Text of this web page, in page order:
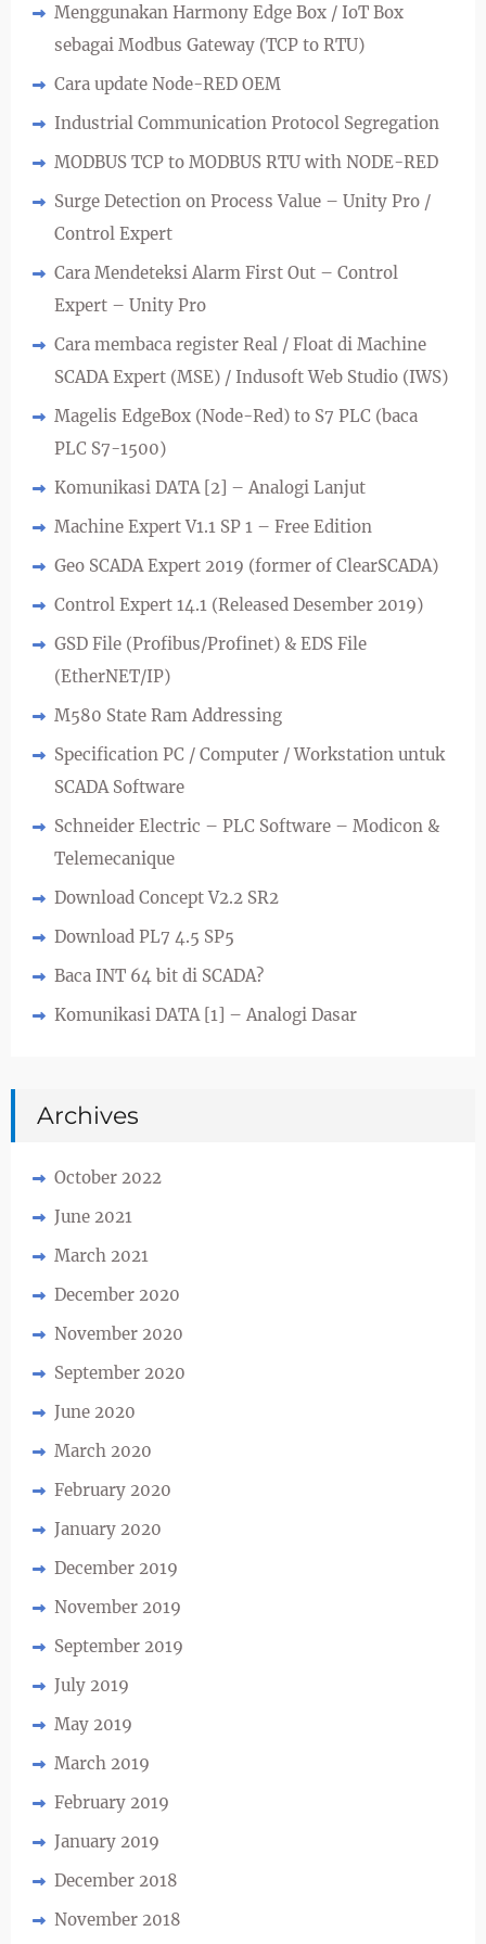
Menggunakan Harmony Edge Box / IoT Box
sebagai Modbus Gateway (TCP to RTU)
Cara update Node-RED OEM
Industrial Communication Protocol Segregation
MODBUS TCP to MODBUS RTU with NODE-RED
Surge Detection on Process Value – Unity Pro /
Control Expert
Cara Mendeteksi Alarm First Out – Control
Expert – Unity Pro
Cara membaca register Real / Float di Machine
SCADA Expert (MSE) / Indusoft Web Studio (IWS)
Magelis EdgeBox (Node-Red) to S7 PLC (baca
PLC S7-1500)
Komunikasi DATA [2] – Analogi Lanjut
Machine Expert V1.1 SP 1 – Free Edition
Geo SCADA Expert 2019 (former of ClearSCADA)
Control Expert 14.1 (Released Desember 2019)
GSD File (Profibus/Profinet) & EDS File
(EtherNET/IP)
M580 State Ram Addressing
Specification PC / Computer / Workstation untuk
SCADA Software
Schneider Electric – PLC Software – Modicon &
Telemecanique
Download Concept V2.2 SR2
Download PL7 4.5 SP5
Baca INT 64 bit di SCADA?
Komunikasi DATA [1] – Analogi Dasar
Archives
October 2022
June 2021
March 2021
December 2020
November 2020
September 2020
June 2020
March 2020
February 2020
January 2020
December 2019
November 2019
September 2019
July 2019
May 2019
March 2019
February 2019
January 2019
December 2018
November 2018